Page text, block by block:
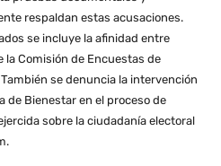
respaldan estas acusaciones.
se incluye la afinidad entre
la Comisión de Encuestas de
se denuncia la intervención
de Bienestar en el proceso de
sobre la ciudadanía electoral